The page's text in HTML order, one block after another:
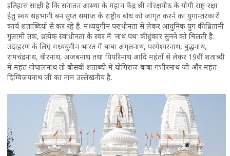
इतिहास साक्षी है कि सनातन आस्था के महान केंद्र श्री गोरक्षपीठ के योगी राष्ट्र-रक्षा
हेतु स्वयं सहभागी बन सुप्त समाज के राष्ट्रीय बोध को जागृत करने का युगान्तरकारी
कार्य शताब्दियों से कर रहे हैं. मध्ययुगीन पराधीनता से लेकर आधुनिक युग की ब्रितानी
गुलामी तक, प्रत्येक स्वाधीनता के स्वर में 'नाथ पंथ' की हुंकार सुनने को मिलती है.
उदाहरण के लिए मध्ययुगीन भारत में बाबा अमृतनाथ, परमेश्वरनाथ, बुद्धनाथ,
रामचंद्रनाथ, वीरनाथ, अजबनाथ तथा पिपरिनाथ आदि महंतों से लेकर 19वीं शताब्दी
में महंत गोपालनाथ तो बीसवीं शताब्दी में योगिराज बाबा गंभीरनाथ जी और महंत
दिग्विजयनाथ जी का नाम उल्लेखनीय है.